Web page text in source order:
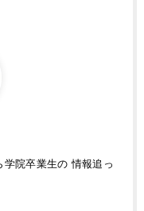
院卒業生の 情報追っ